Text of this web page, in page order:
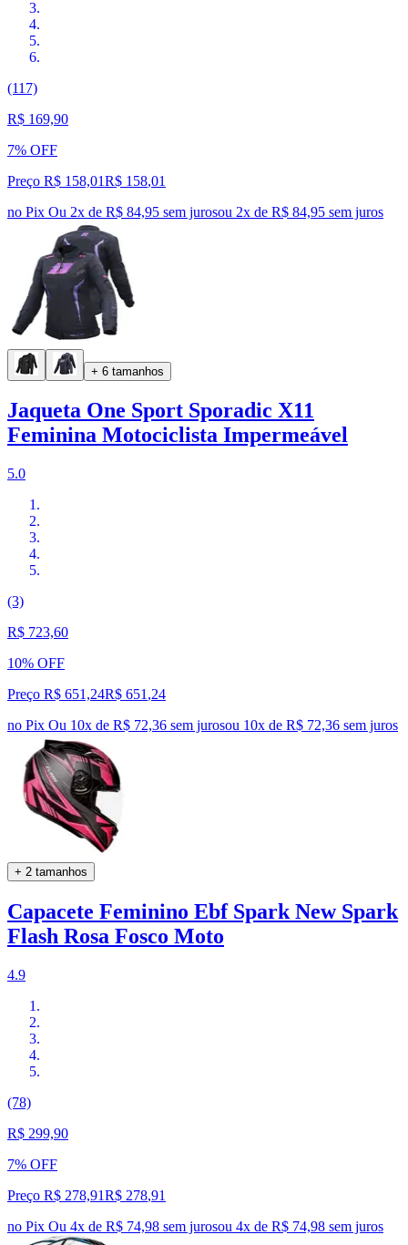
(117)
R$ 169,90
7% OFF
Preço R$ 158,01R$ 158,01
no Pix Ou 2x de R$ 84,95 sem jurosou 2x de R$ 84,95 sem juros
+ 6 tamanhos
Jaqueta One Sport Sporadic X11
Feminina Motociclista Impermeável
5.0
(3)
R$ 723,60
10% OFF
Preço R$ 651,24R$ 651 ,24
no Pix Ou 10x de R$ 72,36 sem jurosou 10x de R$ 72,36 sem juros
+ 2 tamanhos
Capacete Feminino Ebf Spark New Spark
Flash Rosa Fosco Moto
4.9
(78)
R$ 299,90
7% OFF
Preço R$ 278,91R$ 278,91
no Pix Ou 4x de R$ 74,98 sem jurosou 4x de R$ 74,98 sem juros